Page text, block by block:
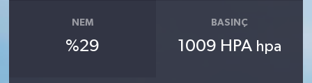
NEM
%29
BASINÇ
1009 HPA hpa